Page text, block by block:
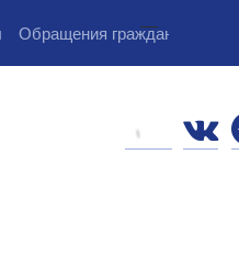
Обращения граждан